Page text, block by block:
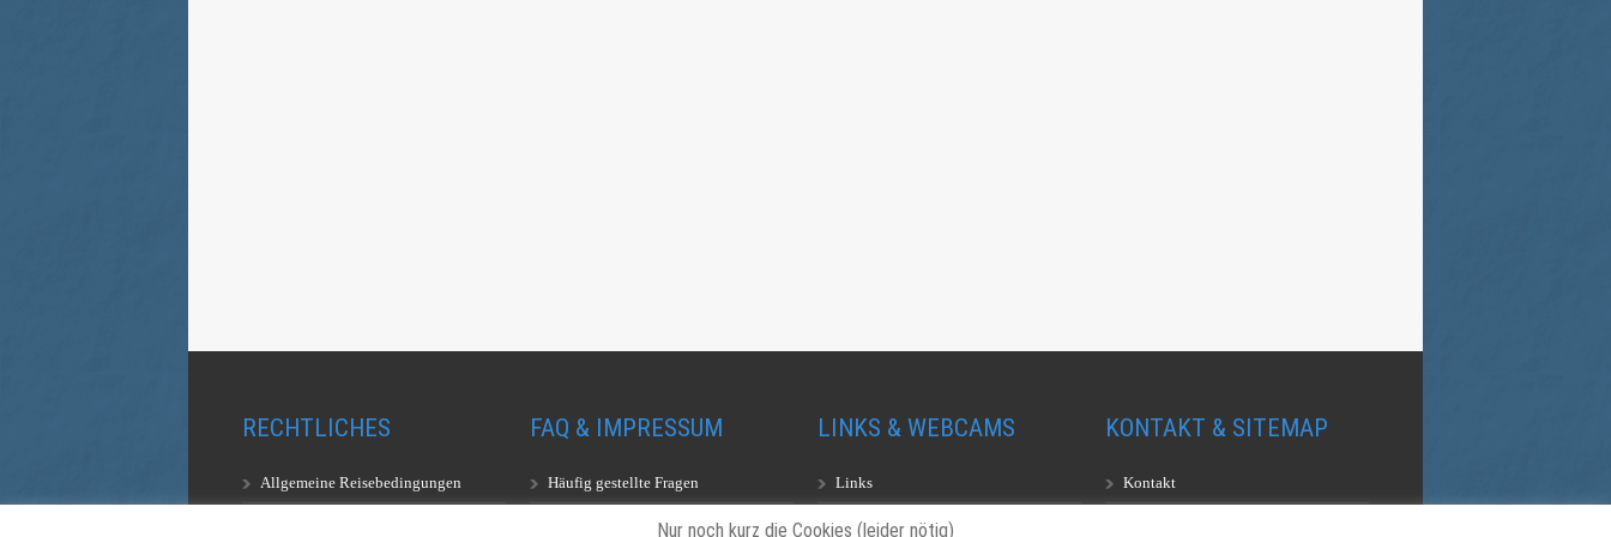
RECHTLICHES
Allgemeine Reisebedingungen
FAQ & IMPRESSUM
Häufig gestellte Fragen
LINKS & WEBCAMS
Links
Webcams
KONTAKT & SITEMAP
Kontakt
Nur noch kurz die Cookies (leider nötig)